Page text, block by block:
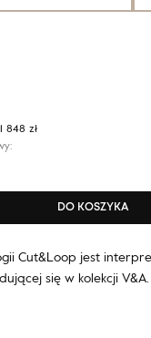
1 848 zł
DO KOSZYKA
Cut&Loop jest
się w kolekcji